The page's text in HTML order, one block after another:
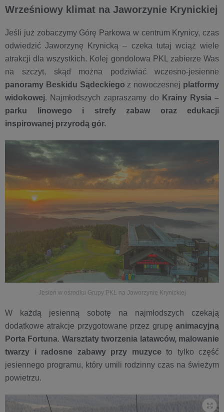
Wrześniowy klimat na Jaworzynie Krynickiej
Jeśli już zobaczymy Górę Parkowa w centrum Krynicy, czas
odwiedzić Jaworzynę Krynicką – czeka tutaj wciąż wiele
atrakcji dla wszystkich. Kolej gondolowa PKL zabierze Was
na szczyt, skąd można podziwiać wczesno-jesienne
panoramy Beskidu Sądeckiego z nowoczesnej platformy
widokowej. Najmłodszych zapraszamy do Krainy Rysia –
parku linowego i strefy zabaw oraz edukacji
inspirowanej przyrodą gór.
Jesień w ośrodku Grupy PKL na Jaworzynie Krynickiej
W każdą jesienną sobotę na najmłodszych czekają
dodatkowe atrakcje przygotowane przez grupę animacyjną
Porta Fortuna. Warsztaty tworzenia latawców, malowanie
twarzy i radosne zabawy przy muzyceto tylko część
jesiennego programu, który umili rodzinny czas na świeżym
powietrzu.